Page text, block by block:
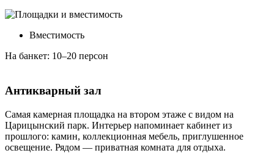
Вместимость
На банкет: 10–20 персон
Антикварный зал
Самая камерная площадка на втором этаже с видом на
Царицынский парк. Интерьер напоминает кабинет из
прошлого: камин, коллекционная мебель, приглушенное
освещение. Рядом — приватная комната для отдыха.